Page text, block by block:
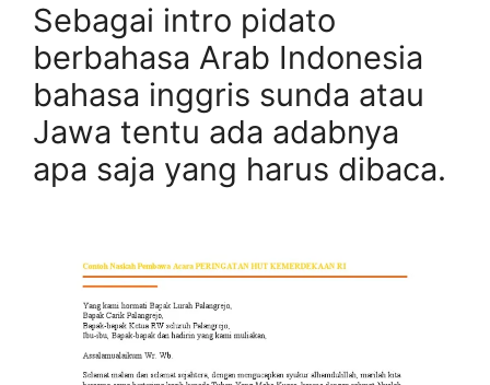
Sebagai intro pidato
berbahasa Arab Indonesia
bahasa inggris sunda atau
Jawa tentu ada adabnya
apa saja yang harus dibaca.